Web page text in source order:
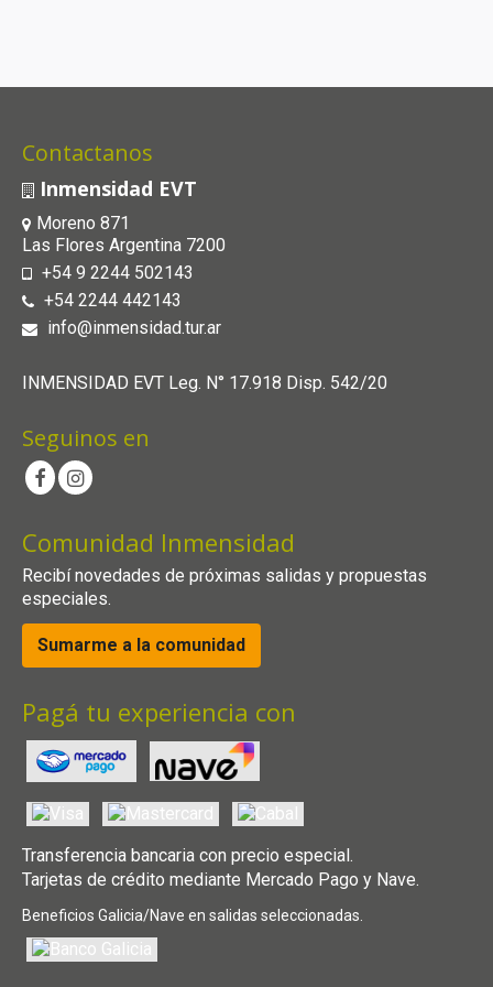
Contactanos
Inmensidad EVT
Moreno 871
Las Flores Argentina 7200
+54 9 2244 502143
+54 2244 442143
info@inmensidad.tur.ar
INMENSIDAD EVT Leg. N° 17.918 Disp. 542/20
Seguinos en
Comunidad Inmensidad
Recibí novedades de próximas salidas y propuestas
especiales.
Sumarme a la comunidad
Pagá tu experiencia con
Transferencia bancaria con precio especial.
Tarjetas de crédito mediante Mercado Pago y Nave.
Beneficios Galicia/Nave en salidas seleccionadas.